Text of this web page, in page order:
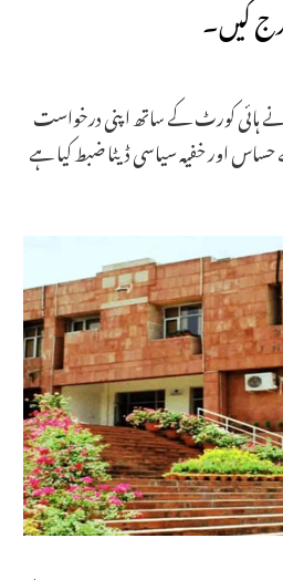
کیں۔
ہائی کورٹ کے ساتھ اپنی درخواست
اور خفیہ سیاسی ڈیٹا ضبط کیا ہے